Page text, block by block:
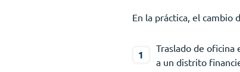
En la práctica, el cambio
Traslado de oficina
a un distrito